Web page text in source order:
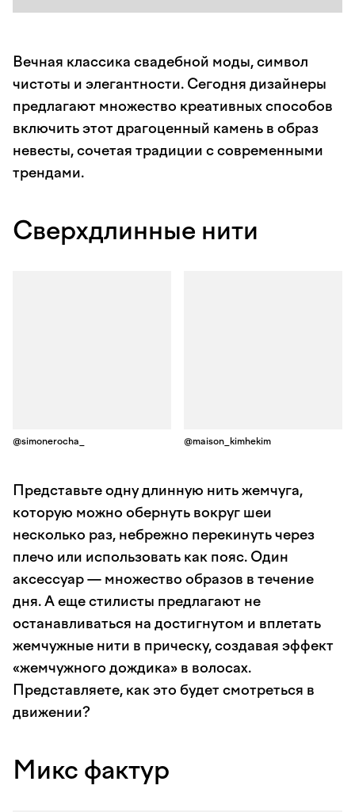
Вечная классика свадебной моды, символ
чистоты и элегантности. Сегодня дизайнеры
предлагают множество креативных способов
включить этот драгоценный камень в образ
невесты, сочетая традиции с современными
трендами.
Сверхдлинные нити
@simonerocha_ @maison_kimhekim
Представьте одну длинную нить жемчуга,
которую можно обернуть вокруг шеи
несколько раз, небрежно перекинуть через
плечо или использовать как пояс. Один
аксессуар — множество образов в течение
дня. А еще стилисты предлагают не
останавливаться на достигнутом и вплетать
жемчужные нити в прическу, создавая эффект
«жемчужного дождика» в волосах.
Представляете, как это будет смотреться в
движении?
Микс фактур